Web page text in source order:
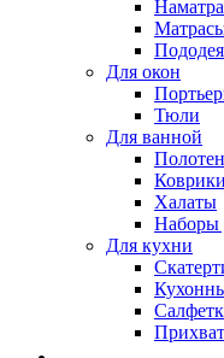
Для окон
Тюли
Для ванной
Халаты
Наборы
Для кухни